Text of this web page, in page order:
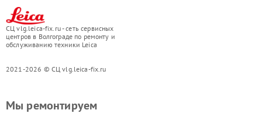
СЦ vlg.leica-fix.ru - сеть сервисных
центров в Волгограде по ремонту и
обслуживанию техники Leica
2021-2026 © СЦ vlg.leica-fix.ru
Мы ремонтируем